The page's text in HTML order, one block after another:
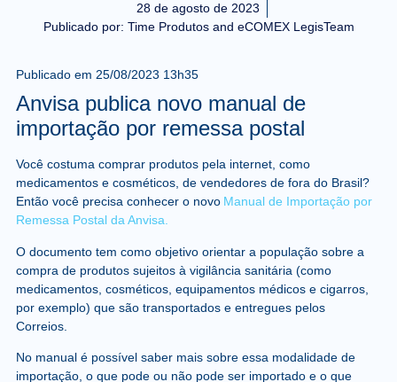
28 de agosto de 2023
Publicado por: Time Produtos and eCOMEX LegisTeam
Publicado em 25/08/2023 13h35
Anvisa publica novo manual de
importação por remessa postal
Você costuma comprar produtos pela internet, como
medicamentos e cosméticos, de vendedores de fora do Brasil?
Então você precisa conhecer o novo Manual de Importação por
Remessa Postal da Anvisa.
O documento tem como objetivo orientar a população sobre a
compra de produtos sujeitos à vigilância sanitária (como
medicamentos, cosméticos, equipamentos médicos e cigarros,
por exemplo) que são transportados e entregues pelos
Correios.
No manual é possível saber mais sobre essa modalidade de
importação, o que pode ou não pode ser importado e o que